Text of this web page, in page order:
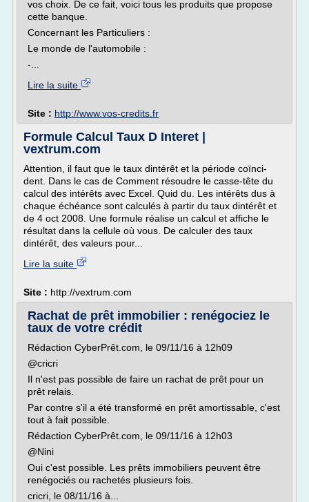
vos choix. De ce fait, voici tous les produits que propose
cette banque.
Concernant les Particuliers :
Le monde de l'automobile :
-...
Lire la suite
Site : http://www.vos-credits.fr
Formule Calcul Taux D Interet |
vextrum.com
Attention, il faut que le taux dintérêt et la période coïnci-
dent. Dans le cas de Comment résoudre le casse-tête du
calcul des intérêts avec Excel. Quid du. Les intérêts dus à
chaque échéance sont calculés à partir du taux dintérêt et
de 4 oct 2008. Une formule réalise un calcul et affiche le
résultat dans la cellule où vous. De calculer des taux
dintérêt, des valeurs pour...
Lire la suite
Site : http://vextrum.com
Rachat de prêt immobilier : renégociez le
taux de votre crédit
Rédaction CyberPrêt.com, le 09/11/16 à 12h09
@cricri
Il n'est pas possible de faire un rachat de prêt pour un
prêt relais.
Par contre s'il a été transformé en prêt amortissable, c'est
tout à fait possible.
Rédaction CyberPrêt.com, le 09/11/16 à 12h03
@Nini
Oui c'est possible. Les prêts immobiliers peuvent être
renégociés ou rachetés plusieurs fois.
cricri, le 08/11/16 à...